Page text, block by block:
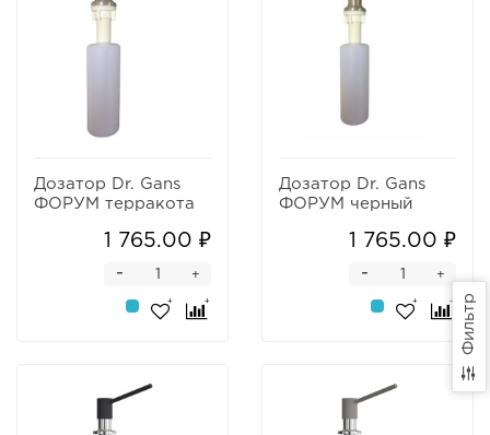
Фильтр
Дозатор Dr. Gans
ФОРУМ терракота
1 765.00 ₽
+
-
Дозатор Dr. Gans
ФОРУМ черный
1 765.00 ₽
+
-